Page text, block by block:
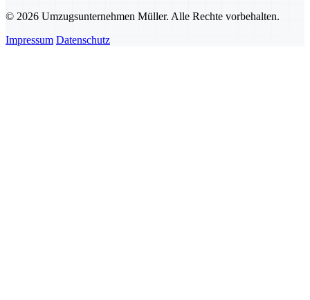
© 2026 Umzugsunternehmen Müller. Alle Rechte vorbehalten.
Impressum Datenschutz